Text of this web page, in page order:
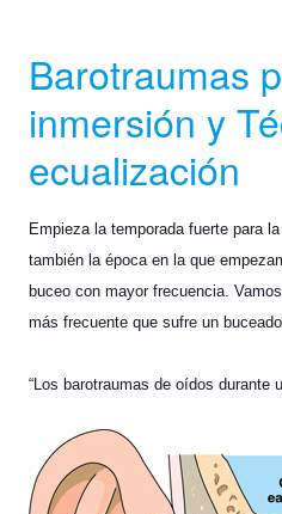
Barotraumas
inmersión y
ecualización
Empieza la temporada fuerte para
también la época en la que
buceo con mayor frecuencia.
más frecuente que sufre un
“Los barotraumas de oídos durante